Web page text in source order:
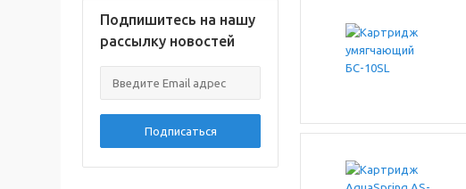
Подпишитесь на нашу
рассылку новостей
Подписаться